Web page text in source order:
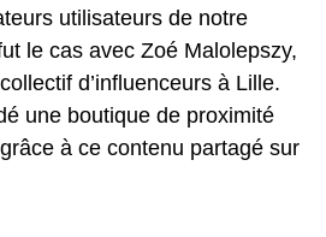
utilisateurs de notre
le cas avec Zoé Malolepszy,
d’influenceurs à Lille.
une boutique de proximité
à ce contenu partagé sur